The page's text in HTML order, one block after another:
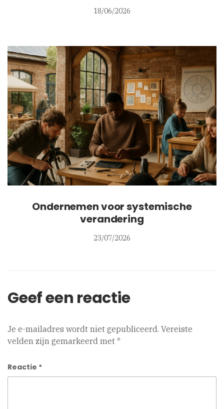
18/06/2026
Ondernemen voor systemische
verandering
23/07/2026
Geef een reactie
Je e-mailadres wordt niet gepubliceerd. Vereiste
velden zijn gemarkeerd met *
Reactie *